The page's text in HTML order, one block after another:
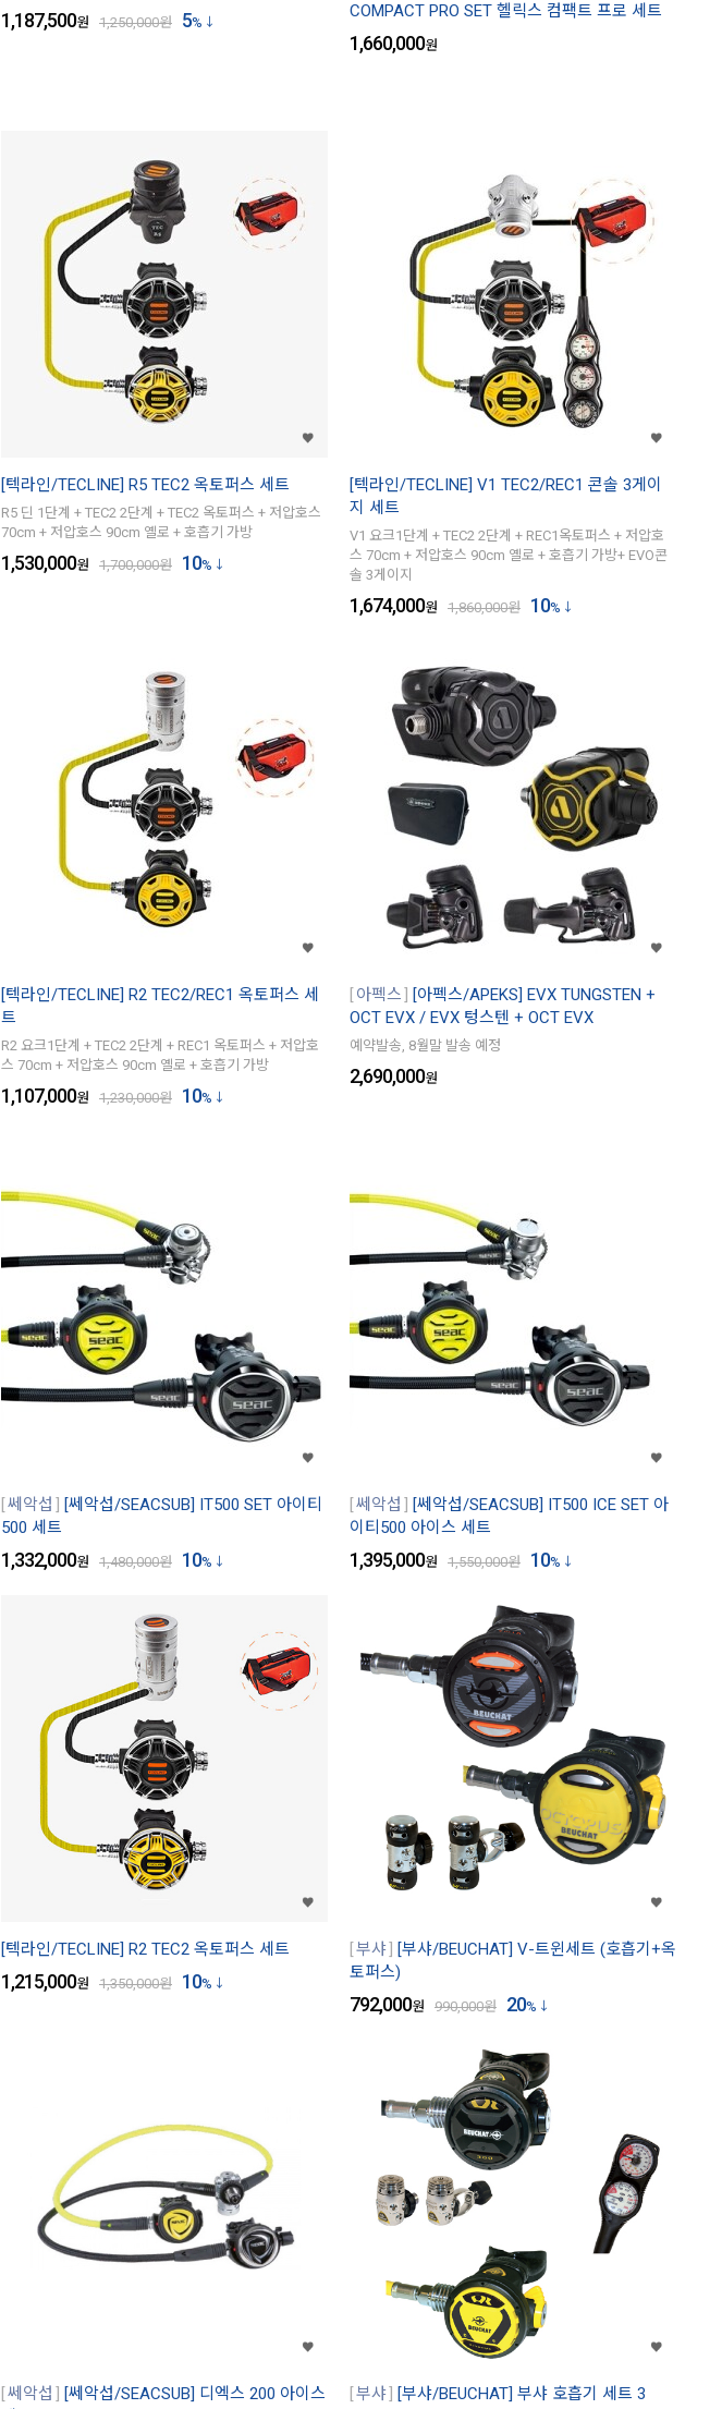
1,187,500원 1,250,000원 5%
COMPACT PRO SET 헬릭스 컴팩트 프로 세트
1,660,000원
[텍라인/TECLINE] R5 TEC2 옥토퍼스 세트
R5 딘 1단계 + TEC2 2단계 + TEC2 옥토퍼스 + 저압호스
70cm + 저압호스 90cm 옐로 + 호흡기 가방
1,530,000원 1,700,000원 10%
[텍라인/TECLINE] V1 TEC2/REC1 콘솔 3게이
지 세트
V1 요크1단계 + TEC2 2단계 + REC1옥토퍼스 + 저압호
스 70cm + 저압호스 90cm 옐로 + 호흡기 가방+ EVO콘
솔 3게이지
1,674,000원 1,860,000원 10%
[텍라인/TECLINE] R2 TEC2/REC1 옥토퍼스 세
트
R2 요크1단계 + TEC2 2단계 + REC1 옥토퍼스 + 저압호
스 70cm + 저압호스 90cm 옐로 + 호흡기 가방
1,107,000원 1,230,000원 10%
아펙스
[아펙스/APEKS] EVX TUNGSTEN +
OCT EVX / EVX 텅스텐 + OCT EVX
예약발송, 8월말 발송 예정
2,690,000원
쎄악섭
[쎄악섭/SEACSUB] IT500 SET 아이티
500 세트
1,332,000원 1,480,000원 10%
쎄악섭
[쎄악섭/SEACSUB] IT500 ICE SET 아
이티500 아이스 세트
1,395,000원 1,550,000원 10%
[텍라인/TECLINE] R2 TEC2 옥토퍼스 세트
1,215,000원 1,350,000원 10%
부샤
[부샤/BEUCHAT] V-트윈세트 (호흡기+옥
토퍼스)
792,000원 990,000원 20%
쎄악섭
[쎄악섭/SEACSUB] 디엑스 200 아이스
부샤 [부샤/BEUCHAT] 부샤 호흡기 세트 3